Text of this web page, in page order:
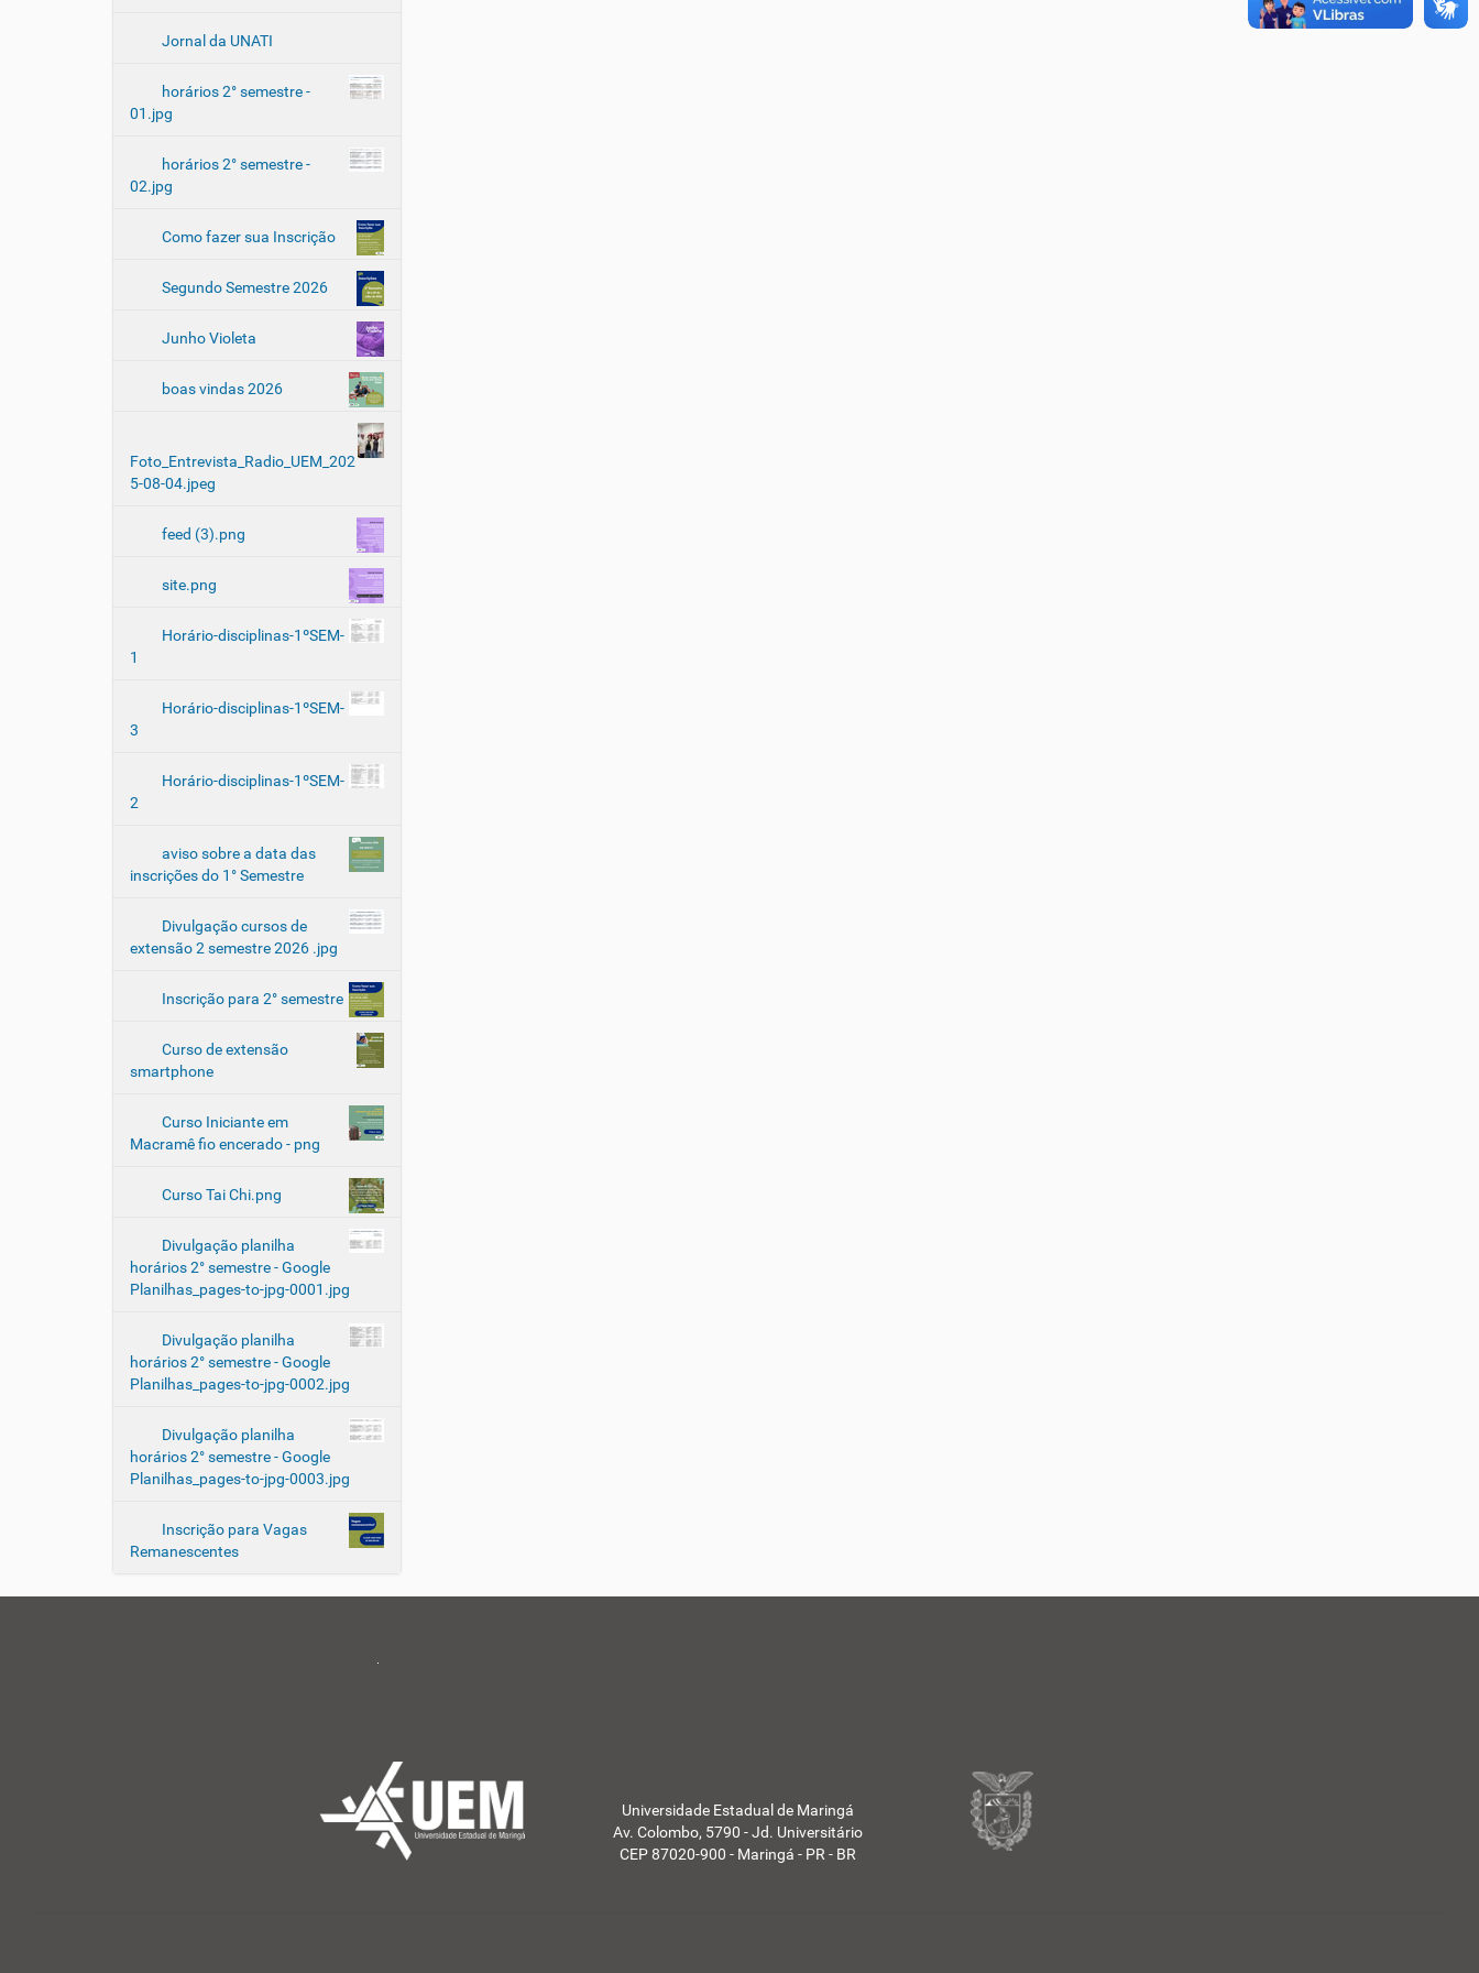
Jornal da UNATI
horários 2° semestre -
01.jpg
horários 2° semestre -
02.jpg
Como fazer sua Inscrição
Segundo Semestre 2026
Junho Violeta
boas vindas 2026
Foto_Entrevista_Radio_UEM_202
5-08-04.jpeg
feed (3).png
site.png
Horário-disciplinas-1ºSEM-
1
Horário-disciplinas-1ºSEM-
3
Horário-disciplinas-1ºSEM-
2
aviso sobre a data das
inscrições do 1° Semestre
Divulgação cursos de
extensão 2 semestre 2026 .jpg
Inscrição para 2° semestre
Curso de extensão
smartphone
Curso Iniciante em
Macramê fio encerado - png
Curso Tai Chi.png
Divulgação planilha
horários 2° semestre - Google
Planilhas_pages-to-jpg-0001.jpg
Divulgação planilha
horários 2° semestre - Google
Planilhas_pages-to-jpg-0002.jpg
Divulgação planilha
horários 2° semestre - Google
Planilhas_pages-to-jpg-0003.jpg
Inscrição para Vagas
Remanescentes
Universidade Estadual de Maringá
Av. Colombo, 5790 - Jd. Universitário
CEP 87020-900 - Maringá - PR - BR